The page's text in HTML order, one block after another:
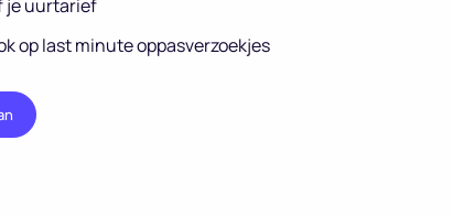
je uurtarief
op last minute oppasverzoekjes